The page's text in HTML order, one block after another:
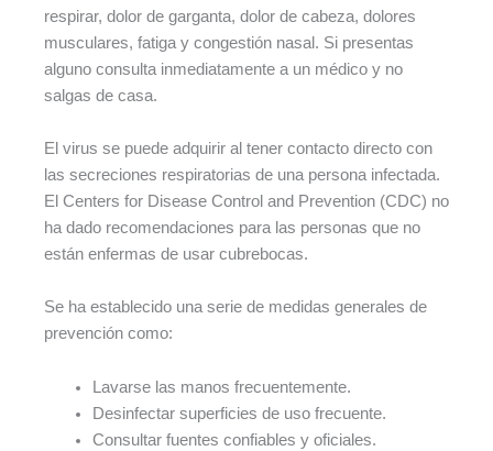
respirar, dolor de garganta, dolor de cabeza, dolores
musculares, fatiga y congestión nasal. Si presentas
alguno consulta inmediatamente a un médico y no
salgas de casa.
El virus se puede adquirir al tener contacto directo con
las secreciones respiratorias de una persona infectada.
El Centers for Disease Control and Prevention (CDC) no
ha dado recomendaciones para las personas que no
están enfermas de usar cubrebocas.
Se ha establecido una serie de medidas generales de
prevención como:
Lavarse las manos frecuentemente.
Desinfectar superficies de uso frecuente.
Consultar fuentes confiables y oficiales.